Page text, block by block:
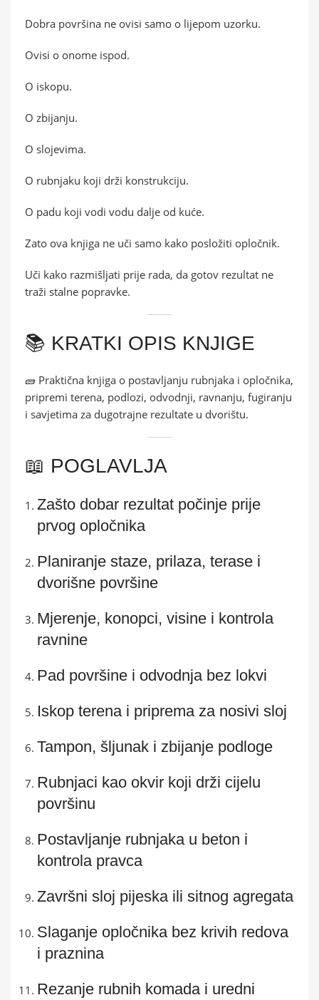
Dobra površina ne ovisi samo o lijepom uzorku.
Ovisi o onome ispod.
O iskopu.
O zbijanju.
O slojevima.
O rubnjaku koji drži konstrukciju.
O padu koji vodi vodu dalje od kuće.
Zato ova knjiga ne uči samo kako posložiti opločnik.
Uči kako razmišljati prije rada, da gotov rezultat ne
traži stalne popravke.
📚 KRATKI OPIS KNJIGE
🧱 Praktična knjiga o postavljanju rubnjaka i opločnika,
pripremi terena, podlozi, odvodnji, ravnanju, fugiranju
i savjetima za dugotrajne rezultate u dvorištu.
📖 POGLAVLJA
Zašto dobar rezultat počinje prije
prvog opločnika
Planiranje staze, prilaza, terase i
dvorišne površine
Mjerenje, konopci, visine i kontrola
ravnine
Pad površine i odvodnja bez lokvi
Iskop terena i priprema za nosivi sloj
Tampon, šljunak i zbijanje podloge
Rubnjaci kao okvir koji drži cijelu
površinu
Postavljanje rubnjaka u beton i
kontrola pravca
Završni sloj pijeska ili sitnog agregata
Slaganje opločnika bez krivih redova
i praznina
Rezanje rubnih komada i uredni